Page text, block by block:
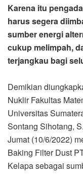
Karena itu
harus segera
sumber energi
cukup melimpah,
terjangkau bagi
Demikian
Nuklir Fakultas
Universitas
Sontang Sihotang,
Jumat (10/6/2022)
Baking Filter Dust
Kelapa sebagai